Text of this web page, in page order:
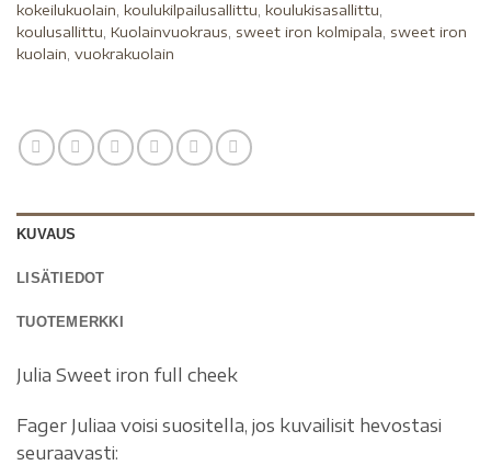
kokeilukuolain koulukilpailusallittu koulukisasallittu
koulusallittu Kuolainvuokraus sweet iron kolmipala sweet iron
kuolain vuokrakuolain
KUVAUS
LISÄTIEDOT
TUOTEMERKKI
Julia Sweet iron full cheek
Fager Juliaa voisi suositella, jos kuvailisit hevostasi
seuraavasti: